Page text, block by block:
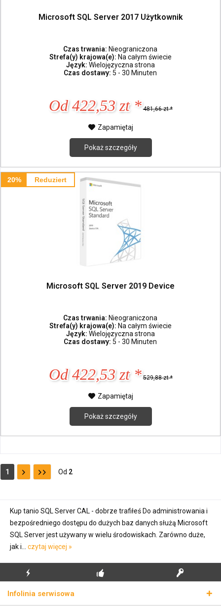
Microsoft SQL Server 2017 Użytkownik
Czas trwania: Nieograniczona
Strefa(y) krajowa(e): Na całym świecie
Język: Wielojęzyczna strona
Czas dostawy: 5 - 30 Minuten
Od 422,53 zt * 481,66 zt *
Zapamiętaj
Pokaż szczegóły
20% Reduziert
Microsoft SQL Server 2019 Device
Czas trwania: Nieograniczona
Strefa(y) krajowa(e): Na całym świecie
Język: Wielojęzyczna strona
Czas dostawy: 5 - 30 Minuten
Od 422,53 zt * 529,88 zt *
Zapamiętaj
Pokaż szczegóły
1 Od 2
Kup tanio SQL Server CAL - dobrze trafiłeś Do administrowania i
bezpośredniego dostępu do dużych baz danych służą Microsoft
SQL Server jest używany w wielu środowiskach. Zarówno duże,
jak i... czytaj więcej »
WYSYŁKA
Infolinia serwisowa